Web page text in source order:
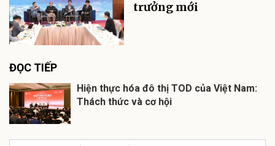
trưởng mới
ĐỌC TIẾP
Hiện thực hóa đô thị TOD của Việt Nam:
Thách thức và cơ hội